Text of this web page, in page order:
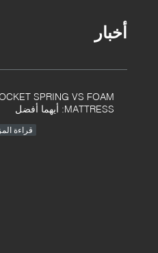
أخبار
SPRING VS FOAM
MATTRESS: أيهما أفضل
قراءة